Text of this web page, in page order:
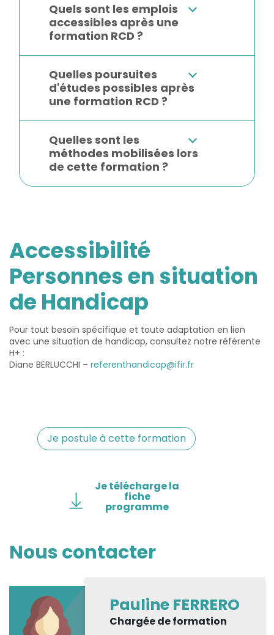
Quels sont les emplois
accessibles après une
formation RCD ?
Quelles poursuites
d'études possibles après
une formation RCD ?
Quelles sont les
méthodes mobilisées lors
de cette formation ?
Accessibilité
Personnes en situation
de Handicap
Pour tout besoin spécifique et toute adaptation en lien
avec une situation de handicap, consultez notre référente
H+ :
Diane BERLUCCHI – referenthandicap@ifir.fr
Je postule à cette formation
Je télécharge la
fiche
programme
Nous contacter
Pauline FERRERO
Chargée de formation